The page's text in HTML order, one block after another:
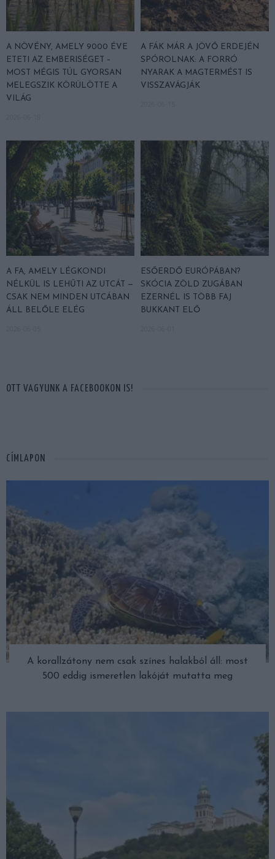
A NÖVÉNY, AMELY 9000 ÉVE
ETETI AZ EMBERISÉGET –
MOST MÉGIS TÚL GYORSAN
MELEGSZIK KÖRÜLÖTTE A
VILÁG
A FÁK MÁR A JÖVŐ ERDEJÉN
SPÓROLNAK: A FORRÓ
NYARAK A MAGTERMÉST IS
VISSZAVÁGJÁK
A FA, AMELY LÉGKONDI
NÉLKÜL IS LEHŰTI AZ UTCÁT —
CSAK NEM MINDEN UTCÁBAN
ÁLL BELŐLE ELÉG
ESŐERDŐ EURÓPÁBAN?
SKÓCIA ZÖLD ZUGÁBAN
EZERNÉL IS TÖBB FAJ
BUKKANT ELŐ
OTT VAGYUNK A FACEBOOKON IS!
CÍMLAPON
A korallzátony nem csak színes halakból áll: most
500 eddig ismeretlen lakóját mutatta meg